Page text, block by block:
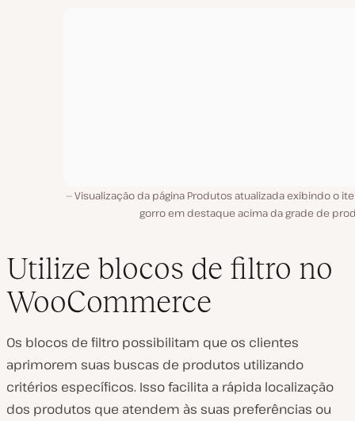
Visualização da página Produtos atualizada exibindo o
gorro em destaque acima da grade de
Utilize blocos de filtro no
WooCommerce
Os blocos de filtro possibilitam que os clientes
aprimorem suas buscas de produtos utilizando
critérios específicos. Isso facilita a rápida localização
dos produtos que atendem às suas preferências ou